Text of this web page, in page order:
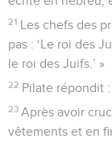
21 Les chefs des
pas : ‘Le roi des
le roi des Juifs.’ »
22 Pilate répondit
23 Après avoir
vêtements et en